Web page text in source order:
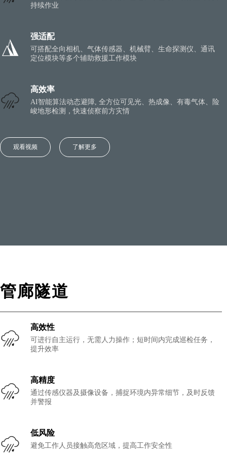
持续作业
强适配
可搭配全向相机、气体传感器、机械臂、生命探测仪、通讯
定位模块等多个辅助救援工作模块
高效率
AI智能算法动态避障, 全方位可见光、热成像、有毒气体、险
峻地形检测，快速侦察前方灾情
观看视频 了解更多
管廊隧道
高效性
可进行自主运行，无需人力操作；短时间内完成巡检任务，
提升效率
高精度
通过传感仪器及摄像设备，捕捉环境内异常细节，及时反馈
并警报
低风险
避免工作人员接触高危区域，提高工作安全性